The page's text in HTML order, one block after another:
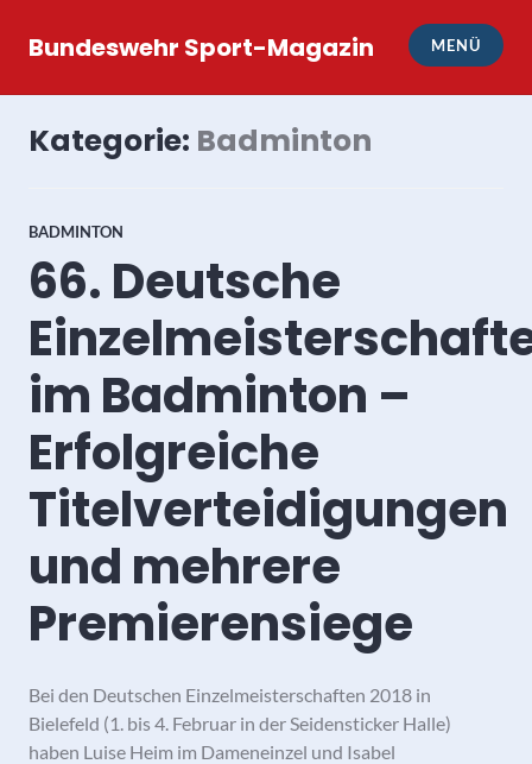
InhaltBundeswehr Sport-Magazin MENÜ
Kategorie: Badminton
BADMINTON
66. Deutsche
im Badminton –
Erfolgreiche
Titelverteidigungen
und mehrere
Premierensiege
Bei den Deutschen Einzelmeisterschaften 2018 in
Bielefeld (1. bis 4. Februar in der Seidensticker Halle)
haben Luise Heim im Dameneinzel und Isabel